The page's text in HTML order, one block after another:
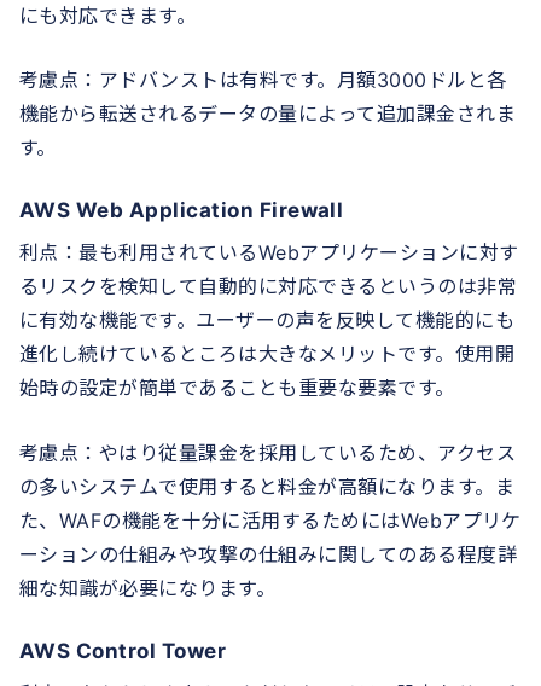
にも対応できます。
考慮点：アドバンストは有料です。月額3000ドルと各
機能から転送されるデータの量によって追加課金されま
す。
AWS Web Application Firewall
利点：最も利用されているWebアプリケーションに対す
るリスクを検知して自動的に対応できるというのは非常
に有効な機能です。ユーザーの声を反映して機能的にも
進化し続けているところは大きなメリットです。使用開
始時の設定が簡単であることも重要な要素です。
考慮点：やはり従量課金を採用しているため、アクセス
の多いシステムで使用すると料金が高額になります。ま
た、WAFの機能を十分に活用するためにはWebアプリケ
ーションの仕組みや攻撃の仕組みに関してのある程度詳
細な知識が必要になります。
AWS Control Tower